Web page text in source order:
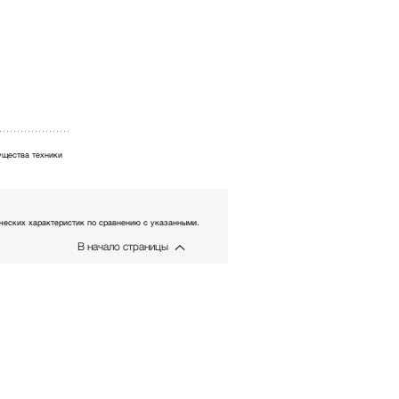
техники
характеристик по сравнению с указанными.
В начало страницы